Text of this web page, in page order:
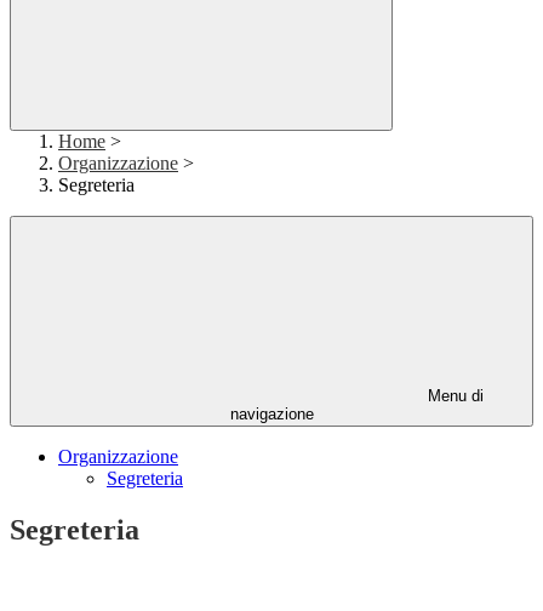
Home >
Organizzazione >
Segreteria
Menu di
navigazione
Organizzazione
Segreteria
Segreteria